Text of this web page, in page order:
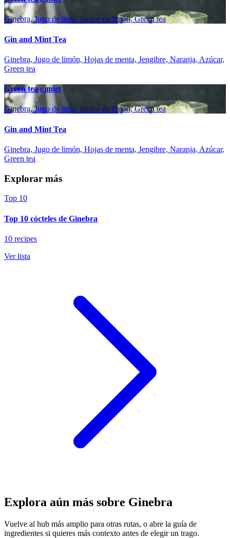
Ginebra, Jugo de lima, Jarabe de limón, Green tea
Gin and Mint Tea
Ginebra, Jugo de limón, Hojas de menta, Jengibre, Naranja, Azúcar,
Green tea
Green tea gimlet
Ginebra, Jugo de lima, Jarabe de limón, Green tea
Gin and Mint Tea
Ginebra, Jugo de limón, Hojas de menta, Jengibre, Naranja, Azúcar,
Green tea
Explorar más
Top 10
Top 10 cócteles de Ginebra
10 recipes
Ver lista
Explora aún más sobre Ginebra
Vuelve al hub más amplio para otras rutas, o abre la guía de
ingredientes si quieres más contexto antes de elegir un trago.